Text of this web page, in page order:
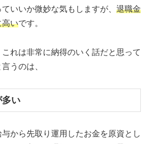
いいか微妙な気もしますが、 退職金
高いです。
れは非常に納得のいく話だと思って
うのは、
い
から先取り運用したお金を原資とし